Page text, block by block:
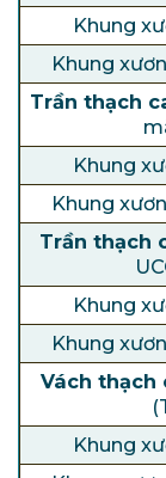
Khung
Khung
Trần thạch
Khung
Khung
Trần thạch
Khung
Khung
Vách thạch
Khung